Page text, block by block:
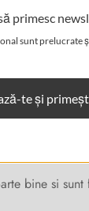
bine si
primesc
sunt prelucrate
te și